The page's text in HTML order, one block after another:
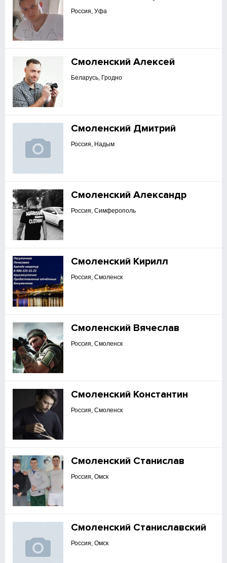
Россия, Уфа
Смоленский Алексей
Беларусь, Гродно
Смоленский Дмитрий
Россия, Надым
Смоленский Александр
Россия, Симферополь
Смоленский Кирилл
Россия, Смоленск
Смоленский Вячеслав
Россия, Смоленск
Смоленский Константин
Россия, Смоленск
Смоленский Станислав
Россия, Омск
Смоленский Станиславский
Россия, Омск